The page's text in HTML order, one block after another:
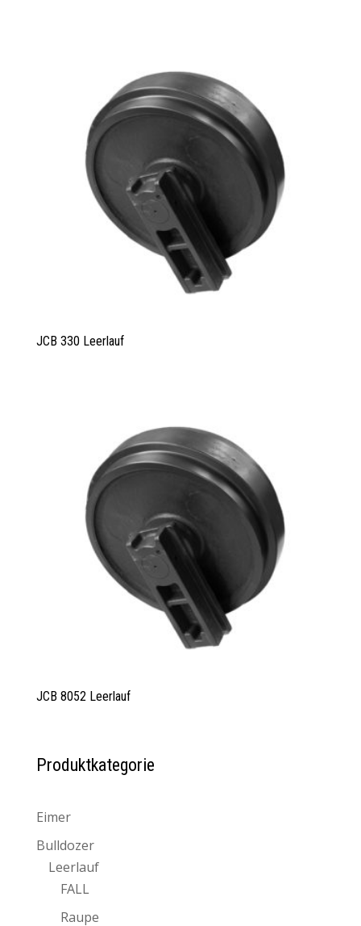
JCB 330 Leerlauf
JCB 8052 Leerlauf
Produktkategorie
Eimer
Bulldozer
Leerlauf
FALL
Raupe